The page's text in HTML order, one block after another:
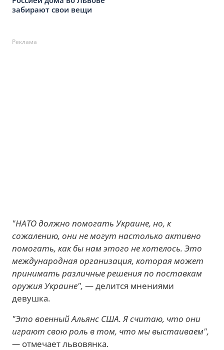
забирают свои вещи
Реклама
"НАТО должно помогать Украине, но, к
сожалению, они не могут настолько активно
помогать, как бы нам этого не хотелось. Это
международная организация, которая может
принимать различные решения по поставкам
оружия Украине", — делится мнениями
девушка.
"Это военный Альянс США. Я считаю, что они
играют свою роль в том, что мы выстаиваем",
— отмечает львовянка.